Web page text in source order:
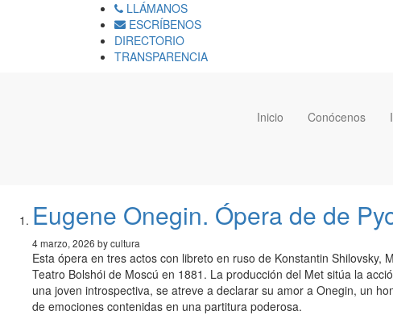
LLÁMANOS
ESCRÍBENOS
DIRECTORIO
TRANSPARENCIA
Inicio Conócenos
Eugene Onegin. Ópera de de
4 marzo, 2026 by cultura
Esta ópera en tres actos con libreto en ruso de Konstantin
Teatro Bolshói de Moscú en 1881. La producción del Met sitúa la
una joven introspectiva, se atreve a declarar su amor a Onegin, un
de emociones contenidas en una partitura poderosa.